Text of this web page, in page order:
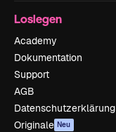
Loslegen
Academy
Dokumentation
Support
AGB
Datenschutzerklärung
Originale Neu